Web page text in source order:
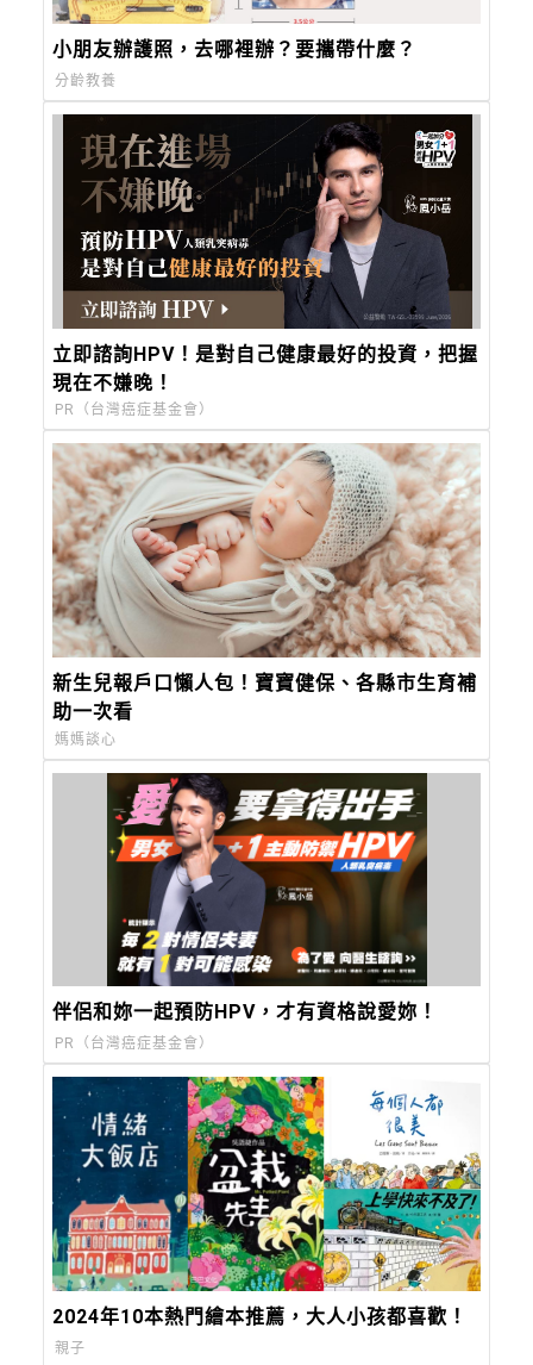
小朋友辦護照，去哪裡辦？要攜帶什麼？
分齡教養
立即諮詢HPV！是對自己健康最好的投資，把握
現在不嫌晚！
PR（台灣癌症基金會）
新生兒報戶口懶人包！寶寶健保、各縣市生育補
助一次看
媽媽談心
伴侶和妳一起預防HPV，才有資格說愛妳！
PR（台灣癌症基金會）
2024年10本熱門繪本推薦，大人小孩都喜歡！
親子